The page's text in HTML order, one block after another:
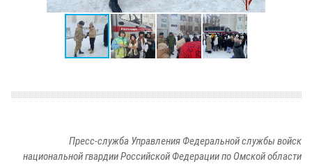
Пресс-служба Управления Федеральной службы войск
национальной гвардии Российской Федерации по Омской области